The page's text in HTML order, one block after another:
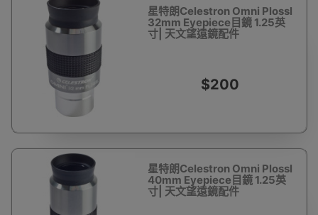
星特朗Celestron Omni Plossl
32mm Eyepiece目鏡 1.25英
寸| 天文望遠鏡配件
$200
星特朗Celestron Omni Plossl
40mm Eyepiece目鏡 1.25英
寸| 天文望遠鏡配件